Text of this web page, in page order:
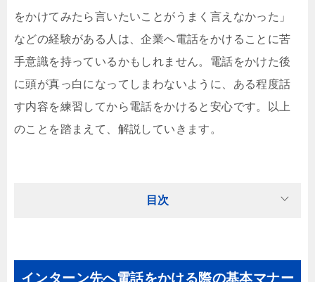
をかけてみたら言いたいことがうまく言えなかった」
などの経験がある人は、企業へ電話をかけることに苦
手意識を持っているかもしれません。電話をかけた後
に頭が真っ白になってしまわないように、ある程度話
す内容を練習してから電話をかけると安心です。以上
のことを踏まえて、解説していきます。
目次
インターン先へ電話をかける際の基本マナー